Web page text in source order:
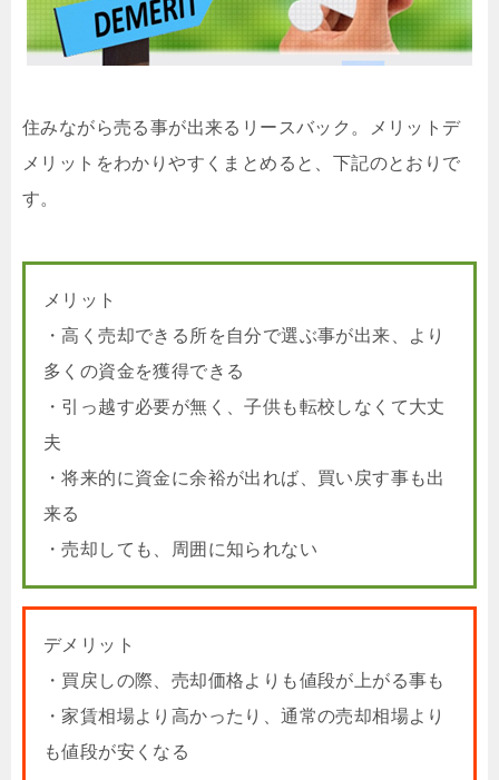
住みながら売る事が出来るリースバック。メリットデ
メリットをわかりやすくまとめると、下記のとおりで
す。
メリット
・高く売却できる所を自分で選ぶ事が出来、より
多くの資金を獲得できる
・引っ越す必要が無く、子供も転校しなくて大丈
夫
・将来的に資金に余裕が出れば、買い戻す事も出
来る
・売却しても、周囲に知られない
デメリット
・買戻しの際、売却価格よりも値段が上がる事も
・家賃相場より高かったり、通常の売却相場より
も値段が安くなる